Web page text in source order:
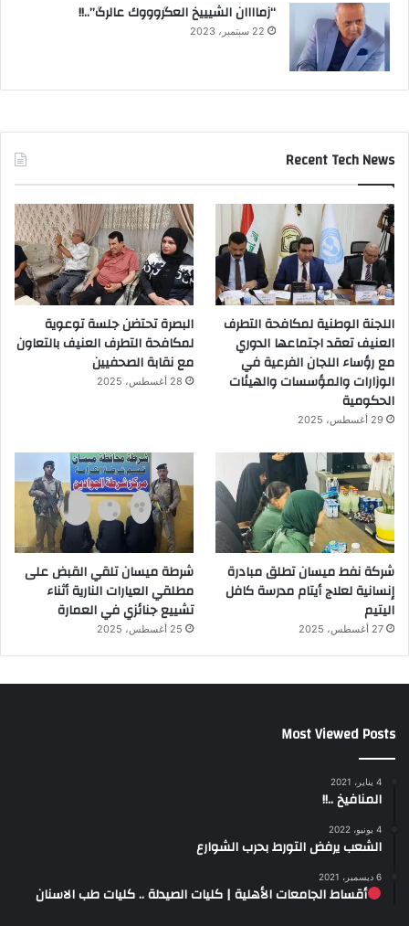
“زماااان الشيييخ العگروووك عالرگ”..!!
22 سبتمبر، 2023
Recent Tech News
اللجنة الوطنية لمكافحة التطرف
العنيف تعقد اجتماعها الدوري
مع رؤساء اللجان الفرعية في
الوزارات والمؤسسات والهيئات
الحكومية
29 أغسطس، 2025
البصرة تحتضن جلسة توعوية
لمكافحة التطرف العنيف بالتعاون
مع نقابة الصحفيين
28 أغسطس، 2025
شركة نفط ميسان تطلق مبادرة
إنسانية لعلاج أيتام مدرسة كافل
اليتيم
27 أغسطس، 2025
شرطة ميسان تلقي القبض على
مطلقي العيارات النارية أثناء
تشييع جنائزي في العمارة
25 أغسطس، 2025
Most Viewed Posts
4 يناير، 2021
المنافيخ ..!!
4 يونيو، 2022
الشعب يرفض التورط بحرب الشوارع
6 ديسمبر، 2021
أقساط الجامعات الأهلية | كليات الصيدلة .. كليات طب الاسنان